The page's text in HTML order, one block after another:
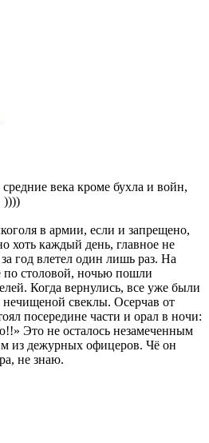
века кроме бухла и войн,
))))
в армии, если и запрещено,
хоть каждый день, главное не
год влетел один лишь раз. На
столовой, ночью пошли
Когда вернулись, все уже были
нечищеной свеклы. Осерчав от
посередине части и орал в ночи:
Это не осталось незамеченным
из дежурных офицеров. Чё он
не знаю.